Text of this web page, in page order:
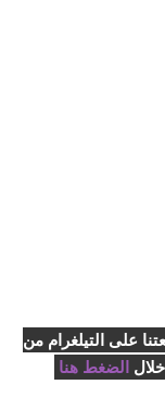
على التيلغرام من
الضغط هنا